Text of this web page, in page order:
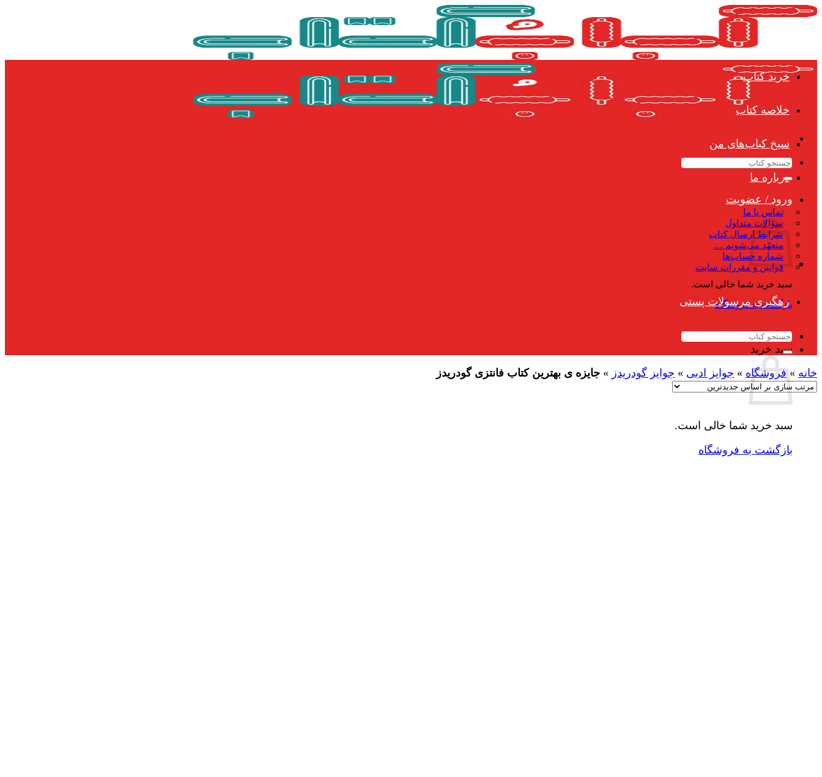
Skip
جستجو
برای:
ورود / عضویت
سبد خرید شما خالی است.
بازگشت به فروشگاه
سبد خرید
سبد خرید شما خالی است.
بازگشت به فروشگاه
خرید کتاب
خلاصه کتاب
سیخ کباب‌های من
درباره ما
تماس با ما
سؤالات متداول
شرایط ارسال کتاب
متعهّد می‌شویم …
شماره حساب‌ها
قوانین و مقررات سایت
رهگیری مرسولات پستی
جستجو
برای:
خانه » فروشگاه » جوایز ادبی » جوایز گودریدز » جایزه ی بهترین کتاب فانتزی گودریدز